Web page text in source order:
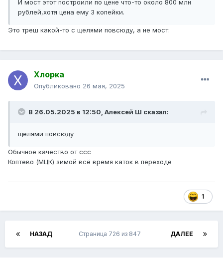
И мост этот построили по цене что-то около 800 млн
рублей,хотя цена ему 3 копейки.
Это треш какой-то с щелями повсюду, а не мост.
Хлорка
Опубликовано 26 мая, 2025
В 26.05.2025 в 12:50, Алексей Ш сказал:
щелями повсюду
Обычное качество от ссс
Коптево (МЦК) зимой всё время каток в переходе
1
НАЗАД ДАЛЕЕ
Страница 726 из 847